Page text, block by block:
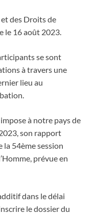
des Droits de
le 16 août 2023.
se sont
à travers une
lieu au
à notre pays de
son rapport
54ème session
prévue en
dans le délai
le dossier du